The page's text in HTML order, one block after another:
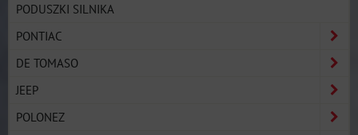
PODUSZKI SILNIKA
PONTIAC
DE TOMASO
JEEP
POLONEZ